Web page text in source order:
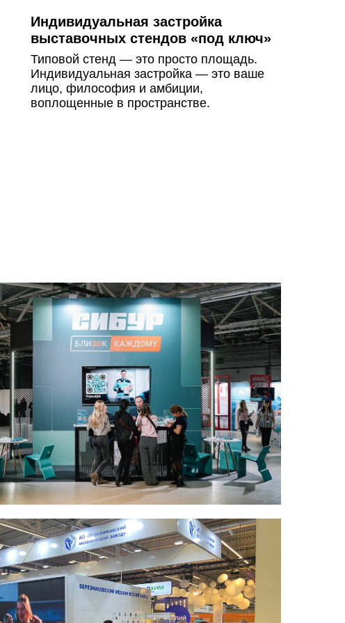
Индивидуальная застройка
выставочных стендов «под ключ»
Типовой стенд — это просто площадь.
Индивидуальная застройка — это ваше
лицо, философия и амбиции,
воплощенные в пространстве.